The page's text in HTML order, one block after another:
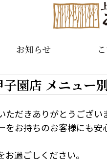
お知らせ
子園店 メニュー
だきありがとうござい
をお持ちのお客様にも
過ごしください。